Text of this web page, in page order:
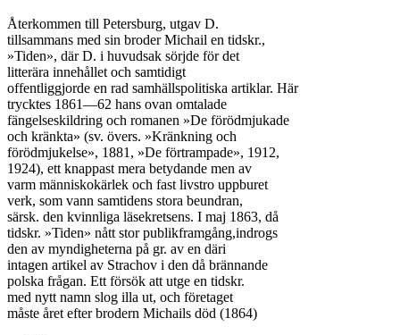
Återkommen till Petersburg, utgav D.
tillsammans med sin broder Michail en tidskr.,
»Tiden», där D. i huvudsak sörjde för det
litterära innehållet och samtidigt
offentliggjorde en rad samhällspolitiska artiklar. Här
trycktes 1861—62 hans ovan omtalade
fängelseskildring och romanen »De förödmjukade
och kränkta» (sv. övers. »Kränkning och
förödmjukelse», 1881, »De förtrampade», 1912,
1924), ett knappast mera betydande men av
varm människokärlek och fast livstro uppburet
verk, som vann samtidens stora beundran,
särsk. den kvinnliga läsekretsens. I maj 1863, då
tidskr. »Tiden» nått stor publikframgång,indrogs
den av myndigheterna på gr. av en däri
intagen artikel av Strachov i den då brännande
polska frågan. Ett försök att utge en tidskr.
med nytt namn slog illa ut, och företaget
måste året efter brodern Michails död (1864)